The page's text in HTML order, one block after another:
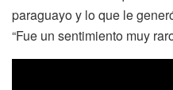
paraguayo y lo que le
“Fue un sentimiento muy